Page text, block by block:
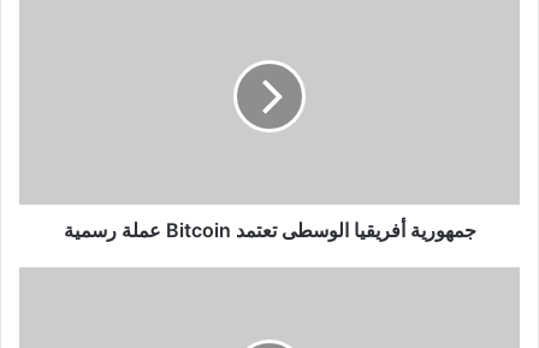
جمهورية أفريقيا الوسطى تعتمد Bitcoin عملة رسمية